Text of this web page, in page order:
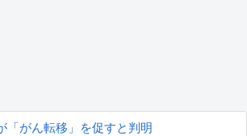
「がん転移」を促すと判明